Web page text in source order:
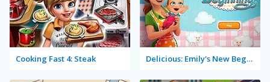
Cooking Fast 4: Steak Delicious: Emily's New Beginning